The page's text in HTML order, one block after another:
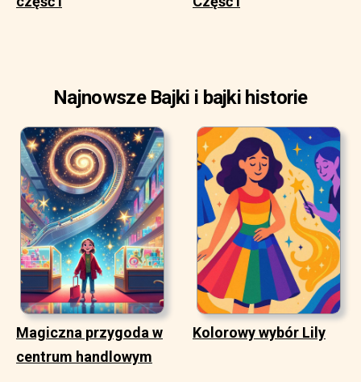
Najnowsze Bajki i bajki historie
Magiczna przygoda w
centrum handlowym
Kolorowy wybór Lily